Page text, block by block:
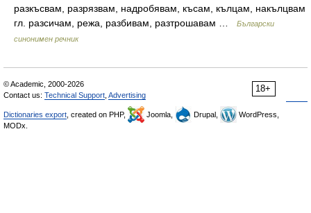
разкъсвам, разрязвам, надробявам, късам, кълцам, накълцвам
гл. разсичам, режа, разбивам, разтрошавам …
Български
синонимен речник
18+
© Academic, 2000-2026
Contact us: Technical Support Advertising
Dictionaries export , created on PHP, Joomla, Drupal,
WordPress,
MODx.